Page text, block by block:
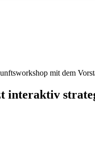
mit dem